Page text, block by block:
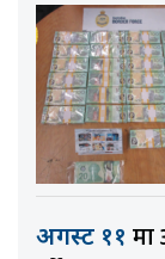
अगस्ट ११ मा